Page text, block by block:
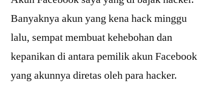
Banyaknya akun yang kena hack minggu
lalu, sempat membuat kehebohan dan
kepanikan di antara pemilik akun Facebook
yang akunnya diretas oleh para hacker.